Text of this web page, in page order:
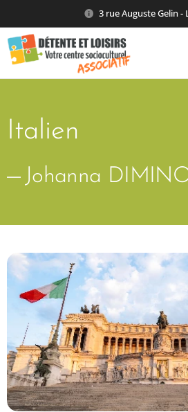
3 rue Auguste Gelin -
Italien
Johanna